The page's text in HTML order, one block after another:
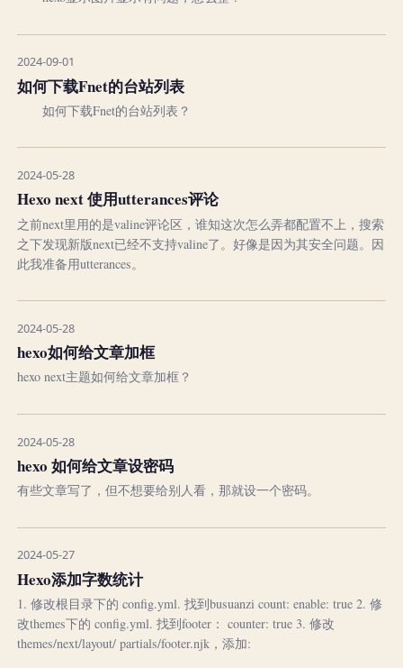
2024-09-01
如何下载Fnet的台站列表
如何下载Fnet的台站列表？
2024-05-28
Hexo next 使用utterances评论
之前next里用的是valine评论区，谁知这次怎么弄都配置不上，搜索
之下发现新版next已经不支持valine了。好像是因为其安全问题。因
此我准备用utterances。
2024-05-28
hexo如何给文章加框
hexo next主题如何给文章加框？
2024-05-28
hexo 如何给文章设密码
有些文章写了，但不想要给别人看，那就设一个密码。
2024-05-27
Hexo添加字数统计
1. 修改根目录下的 config.yml. 找到busuanzi count: enable: true 2. 修
改themes下的 config.yml. 找到footer： counter: true 3. 修改
themes/next/layout/ partials/footer.njk，添加: